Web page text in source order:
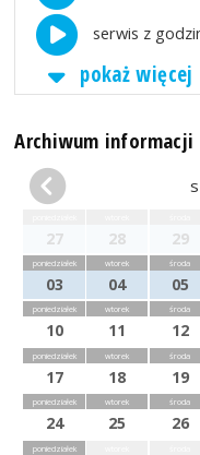
serwis z
pokaż więcej
Archiwum informacji
27 28 29
poniedziałek
03
wtorek
04
środa
05
poniedziałek
10
wtorek
11
środa
12
poniedziałek
17
wtorek
18
środa
19
poniedziałek
24
wtorek
25
środa
26
poniedziałek